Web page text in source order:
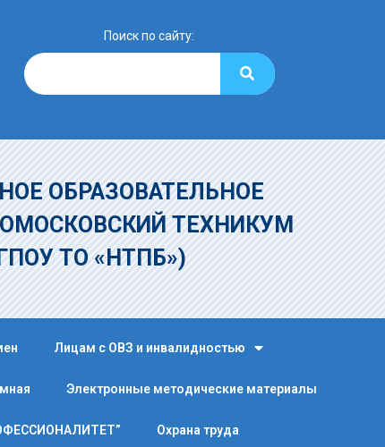
Поиск по сайту:
ОБРАЗОВАТЕЛЬНОЕ
ТЕХНИКУМ
ТО «НТПБ»)
Лицам с ОВЗ и инвалидностью
Электронные методические материалы
Охрана труда